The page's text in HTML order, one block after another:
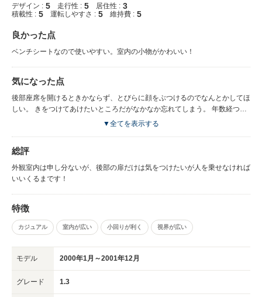
デザイン : 5 走行性 : 5 居住性 : 3
積載性 : 5 運転しやすさ : 5 維持費 : 5
良かった点
ベンチシートなので使いやすい。室内の小物がかわいい！
気になった点
後部座席を開けるときかならず、とびらに顔をぶつけるのでなんとかしてほ
しい。 きをつけてあけたいところだがなかなか忘れてしまう。 年数経つと
天井がはげてきているのでこうゆうものなんですか？
▼全てを表示する
総評
外観室内は申し分ないが、後部の扉だけは気をつけたいが人を乗せなければ
いいくるまです！
特徴
カジュアル 室内が広い 小回りが利く 視界が広い
モデル 2000年1月～2001年12月
グレード 1.3